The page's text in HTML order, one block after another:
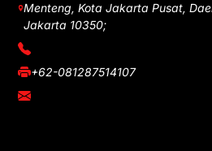
Menteng, Kota Jakarta Pusat,
Jakarta 10350;
(021) 3908026
+62-081287514107
adm@iawnews.com